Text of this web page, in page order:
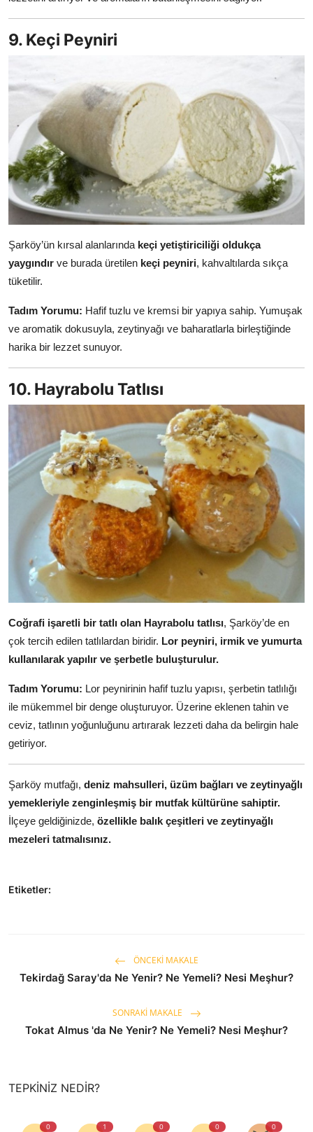
9. Keçi Peyniri
Şarköy’ün kırsal alanlarında keçi yetiştiriciliği oldukça
yaygındır ve burada üretilen keçi peyniri, kahvaltılarda sıkça
tüketilir.
Tadım Yorumu: Hafif tuzlu ve kremsi bir yapıya sahip. Yumuşak
ve aromatik dokusuyla, zeytinyağı ve baharatlarla birleştiğinde
harika bir lezzet sunuyor.
10. Hayrabolu Tatlısı
Coğrafi işaretli bir tatlı olan Hayrabolu tatlısı, Şarköy’de en
çok tercih edilen tatlılardan biridir. Lor peyniri, irmik ve yumurta
kullanılarak yapılır ve şerbetle buluşturulur.
Tadım Yorumu: Lor peynirinin hafif tuzlu yapısı, şerbetin tatlılığı
ile mükemmel bir denge oluşturuyor. Üzerine eklenen tahin ve
ceviz, tatlının yoğunluğunu artırarak lezzeti daha da belirgin hale
getiriyor.
Şarköy mutfağı, deniz mahsulleri, üzüm bağları ve zeytinyağlı
yemekleriyle zenginleşmiş bir mutfak kültürüne sahiptir.
İlçeye geldiğinizde, özellikle balık çeşitleri ve zeytinyağlı
mezeleri tatmalısınız.
Etiketler:
ÖNCEKI MAKALE
Tekirdağ Saray'da Ne Yenir? Ne Yemeli? Nesi Meşhur?
SONRAKI MAKALE
Tokat Almus 'da Ne Yenir? Ne Yemeli? Nesi Meşhur?
TEPKINIZ NEDIR?
0 1 0 0 0